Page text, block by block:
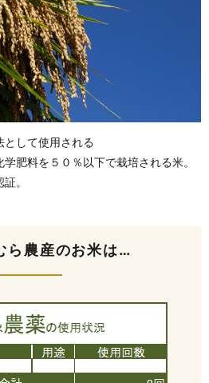
として使用される
肥料を５０％以下で栽培される米。
。
ら農産のお米は…